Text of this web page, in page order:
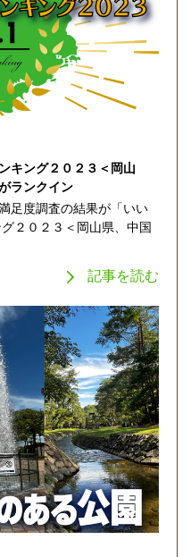
キング２０２３＜岡山
ランクイン
足度調査の結果が「いい
２０２３＜岡山県、中国
記事を読む